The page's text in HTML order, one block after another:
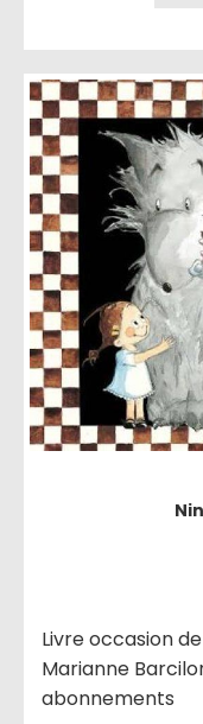
Livre occasion
Marianne
abonnements